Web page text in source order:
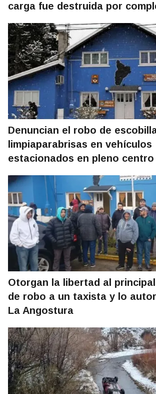
carga fue destruida por
Denuncian el robo de
limpiaparabrisas en vehículos
estacionados en pleno centro
Otorgan la libertad al
de robo a un taxista y lo
La Angostura